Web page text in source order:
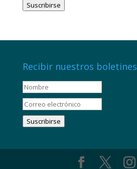
Suscribirse
Recibir nuestros boletines
Suscribirse